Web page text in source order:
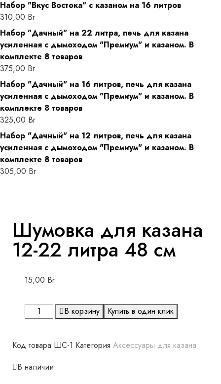
Набор "Вкус Востока" с казаном на 16 литров
310,00 Br
Набор "Дачный" на 22 литра, печь для казана
усиленная с дымоходом "Премиум" и казаном. В
комплекте 8 товаров
375,00 Br
Набор "Дачный" на 16 литров, печь для казана
усиленная с дымоходом "Премиум" и казаном. В
комплекте 8 товаров
325,00 Br
Набор "Дачный" на 12 литров, печь для казана
усиленная с дымоходом "Премиум" и казаном. В
комплекте 8 товаров
305,00 Br
Шумовка для казана
12-22 литра 48 см
15,00 Br
В корзину Купить в один клик
Код товара ШС-1 Категория Аксессуары для казана
В наличии